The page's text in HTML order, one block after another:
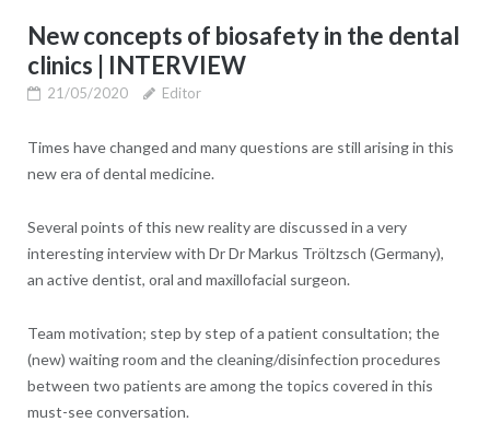
New concepts of biosafety in the dental
clinics | INTERVIEW
21/05/2020 Editor
Times have changed and many questions are still arising in this
new era of dental medicine.
Several points of this new reality are discussed in a very
interesting interview with Dr Dr Markus Tröltzsch (Germany),
an active dentist, oral and maxillofacial surgeon.
Team motivation; step by step of a patient consultation; the
(new) waiting room and the cleaning/disinfection procedures
between two patients are among the topics covered in this
must-see conversation.